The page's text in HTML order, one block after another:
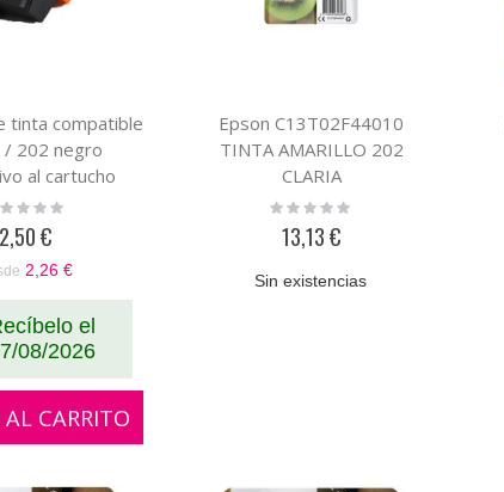
tinta compatible
/ 202 negro
al cartucho
epson
/
2,50 €
2,26 €
el
08/2026
CARRITO
Epson C13T02F44010
TINTA AMARILLO 202
CLARIA
Rating:
13,13 €
Sin existencias